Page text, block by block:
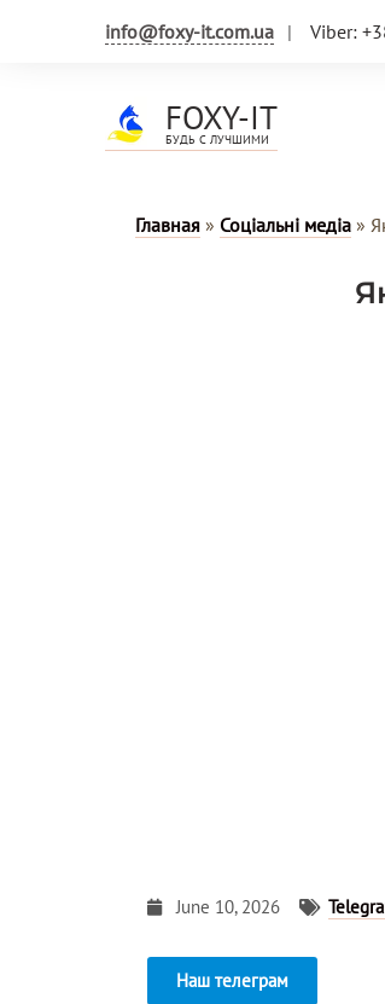
info@foxy-it.com.ua Viber:
FOXY-IT
БУДЬ С ЛУЧШИМИ
Главная » Соціальні медіа »
June 10, 2026
Наш телеграм